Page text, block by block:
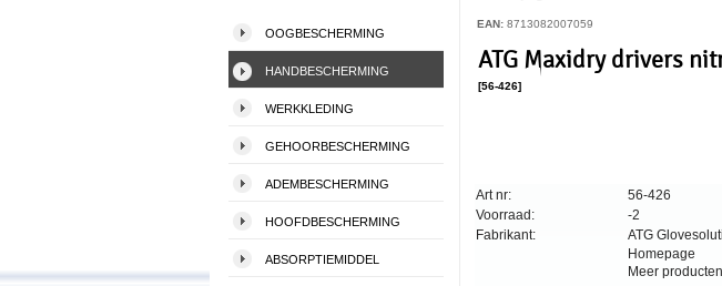
OOGBESCHERMING
HANDBESCHERMING
WERKKLEDING
GEHOORBESCHERMING
ADEMBESCHERMING
HOOFDBESCHERMING
ABSORPTIEMIDDEL
EAN: 8713082007059
ATG Maxidry drivers
[56-426]
Art nr:
Voorraad:
Fabrikant:
56-426
-2
ATG
Homepage
Meer producten